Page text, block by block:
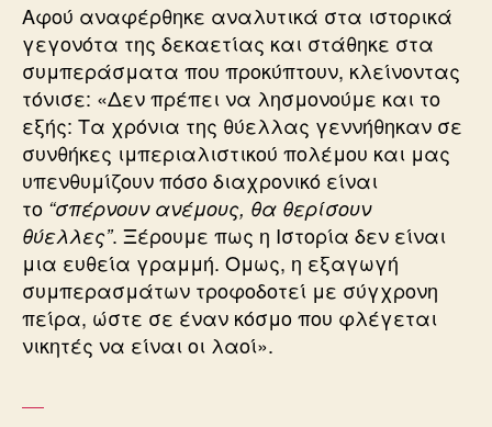
Αφού αναφέρθηκε αναλυτικά στα ιστορικά
γεγονότα της δεκαετίας και στάθηκε στα
συμπεράσματα που προκύπτουν, κλείνοντας
τόνισε: «Δεν πρέπει να λησμονούμε και το
εξής: Τα χρόνια της θύελλας γεννήθηκαν σε
συνθήκες ιμπεριαλιστικού πολέμου και μας
υπενθυμίζουν πόσο διαχρονικό είναι
το “σπέρνουν ανέμους, θα θερίσουν
θύελλες”. Ξέρουμε πως η Ιστορία δεν είναι
μια ευθεία γραμμή. Ομως, η εξαγωγή
συμπερασμάτων τροφοδοτεί με σύγχρονη
πείρα, ώστε σε έναν κόσμο που φλέγεται
νικητές να είναι οι λαοί».